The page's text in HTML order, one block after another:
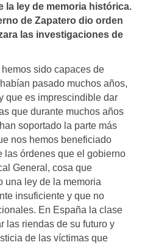
la ley de memoria histórica.
de Zapatero dio orden
las investigaciones de
sido capaces de
pasado muchos años,
que es imprescindible dar
que durante muchos años
soportado la parte más
nos hemos beneficiado
las órdenes que el gobierno
General, cosa que
una ley de la memoria
insuficiente y que no
En España la clase
las riendas de su futuro y
de las víctimas que